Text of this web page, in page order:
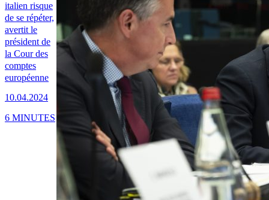
italien risque
de se répéter,
avertit le
président de
la Cour des
comptes
européenne
10.04.2024
6 MINUTES